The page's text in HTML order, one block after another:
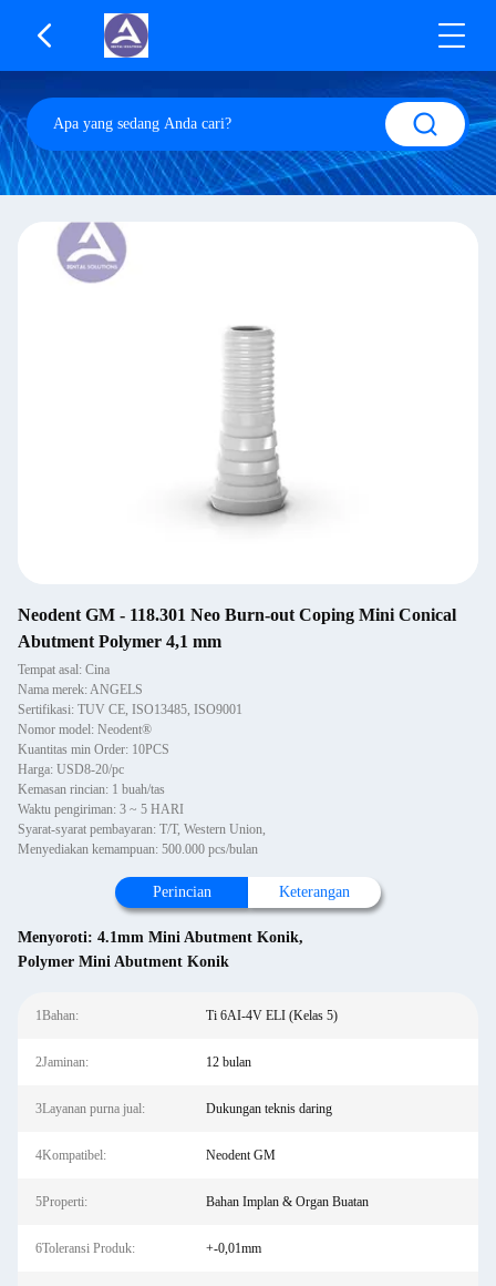
Neodent GM - 118.301 Neo Burn-out Coping Mini Conical
Abutment Polymer 4,1 mm
Tempat asal: Cina
Nama merek: ANGELS
Sertifikasi: TUV CE, ISO13485, ISO9001
Nomor model: Neodent®
Kuantitas min Order: 10PCS
Harga: USD8-20/pc
Kemasan rincian: 1 buah/tas
Waktu pengiriman: 3 ~ 5 HARI
Syarat-syarat pembayaran: T/T, Western Union,
Menyediakan kemampuan: 500.000 pcs/bulan
Perincian Keterangan
Menyoroti: 4.1mm Mini Abutment Konik,
Polymer Mini Abutment Konik
1Bahan: Ti 6AI-4V ELI (Kelas 5)
2Jaminan: 12 bulan
3Layanan purna jual: Dukungan teknis daring
4Kompatibel: Neodent GM
5Properti: Bahan Implan & Organ Buatan
6Toleransi Produk: +-0,01mm